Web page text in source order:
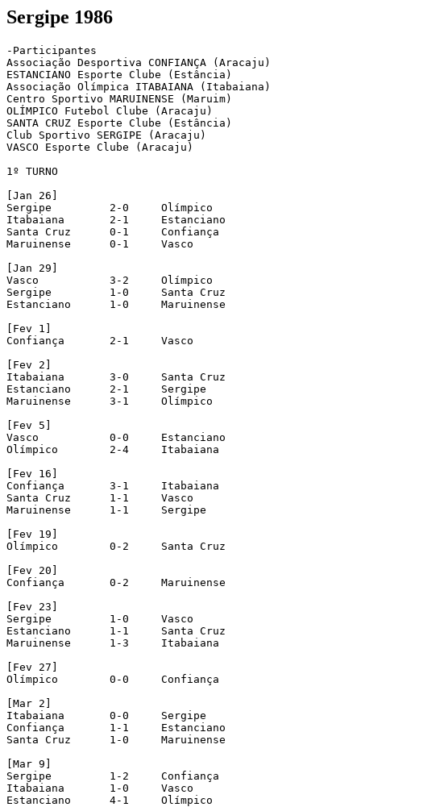
Sergipe 1986
-Participantes
Associação Desportiva CONFIANÇA (Aracaju)
ESTANCIANO Esporte Clube (Estância)
Associação Olímpica ITABAIANA (Itabaiana)
Centro Sportivo MARUINENSE (Maruim)
OLÍMPICO Futebol Clube (Aracaju)
SANTA CRUZ Esporte Clube (Estância)
Club Sportivo SERGIPE (Aracaju)
VASCO Esporte Clube (Aracaju)
1º TURNO
[Jan 26]
Sergipe		2-0	Olímpico
Itabaiana	2-1	Estanciano
Santa Cruz	0-1	Confiança
Maruinense	0-1	Vasco
[Jan 29]
Vasco		3-2	Olímpico
Sergipe		1-0	Santa Cruz
Estanciano	1-0	Maruinense
[Fev 1]
Confiança	2-1	Vasco
[Fev 2]
Itabaiana	3-0	Santa Cruz
Estanciano	2-1	Sergipe
Maruinense	3-1	Olímpico
[Fev 5]
Vasco		0-0	Estanciano
Olímpico	2-4	Itabaiana
[Fev 16]
Confiança	3-1	Itabaiana
Santa Cruz	1-1	Vasco
Maruinense	1-1	Sergipe
[Fev 19]
Olímpico	0-2	Santa Cruz
[Fev 20]
Confiança	0-2	Maruinense
[Fev 23]
Sergipe		1-0	Vasco
Estanciano	1-1	Santa Cruz
Maruinense	1-3	Itabaiana
[Fev 27]
Olímpico	0-0	Confiança
[Mar 2]
Itabaiana	0-0	Sergipe
Confiança	1-1	Estanciano
Santa Cruz	1-0	Maruinense
[Mar 9]
Sergipe		1-2	Confiança
Itabaiana	1-0	Vasco
Estanciano	4-1	Olímpico